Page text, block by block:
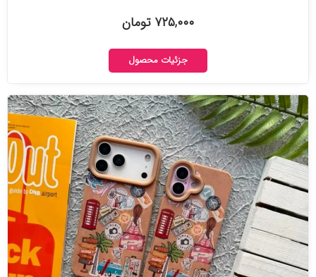
۷۲۵,۰۰۰ تومان
جزئیات محصول